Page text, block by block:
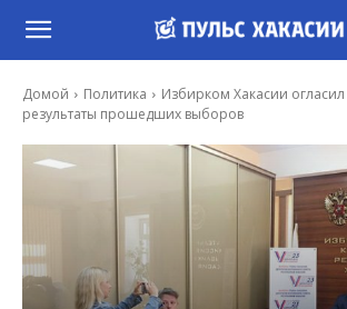
Домой Политика
Избирком Хакасии
результаты прошедших выборов